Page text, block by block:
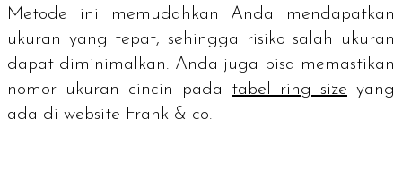
Metode ini memudahkan Anda mendapatkan
ukuran yang tepat, sehingga risiko salah ukuran
dapat diminimalkan. Anda juga bisa memastikan
nomor ukuran cincin pada tabel ring size yang
ada di website Frank & co.